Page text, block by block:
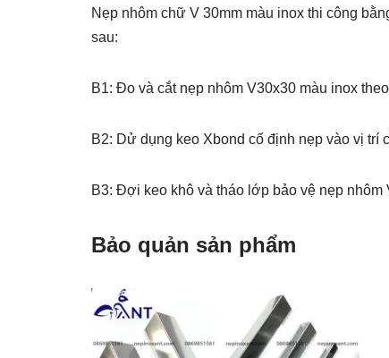
Nẹp nhôm chữ V 30mm màu inox thi công
sau:
B1: Đo và cắt nẹp nhôm V30x30 màu inox
B2: Dử dụng keo Xbond cố định nẹp vào vị trí
B3: Đợi keo khô và tháo lớp bảo vệ nẹp nhôm
Bảo quản sản phẩm